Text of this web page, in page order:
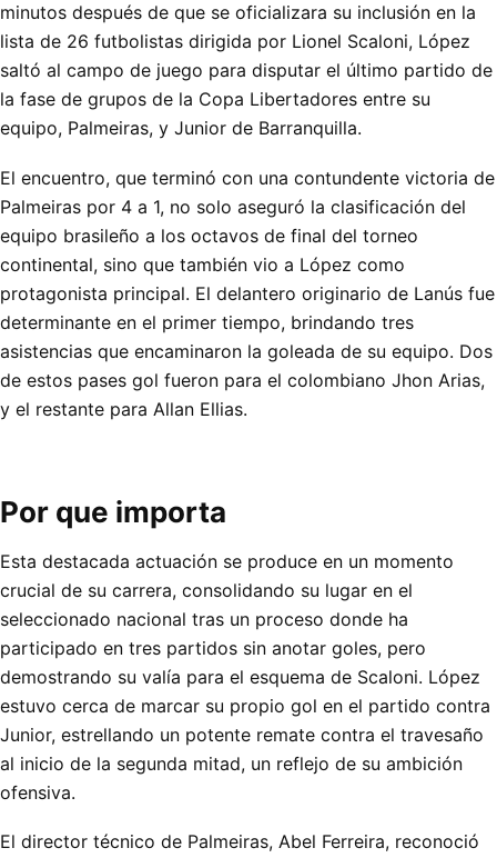
minutos después de que se oficializara su inclusión en la
lista de 26 futbolistas dirigida por Lionel Scaloni, López
saltó al campo de juego para disputar el último partido de
la fase de grupos de la Copa Libertadores entre su
equipo, Palmeiras, y Junior de Barranquilla.
El encuentro, que terminó con una contundente victoria de
Palmeiras por 4 a 1, no solo aseguró la clasificación del
equipo brasileño a los octavos de final del torneo
continental, sino que también vio a López como
protagonista principal. El delantero originario de Lanús fue
determinante en el primer tiempo, brindando tres
asistencias que encaminaron la goleada de su equipo. Dos
de estos pases gol fueron para el colombiano Jhon Arias,
y el restante para Allan Ellias.
Por que importa
Esta destacada actuación se produce en un momento
crucial de su carrera, consolidando su lugar en el
seleccionado nacional tras un proceso donde ha
participado en tres partidos sin anotar goles, pero
demostrando su valía para el esquema de Scaloni. López
estuvo cerca de marcar su propio gol en el partido contra
Junior, estrellando un potente remate contra el travesaño
al inicio de la segunda mitad, un reflejo de su ambición
ofensiva.
El director técnico de Palmeiras, Abel Ferreira, reconoció